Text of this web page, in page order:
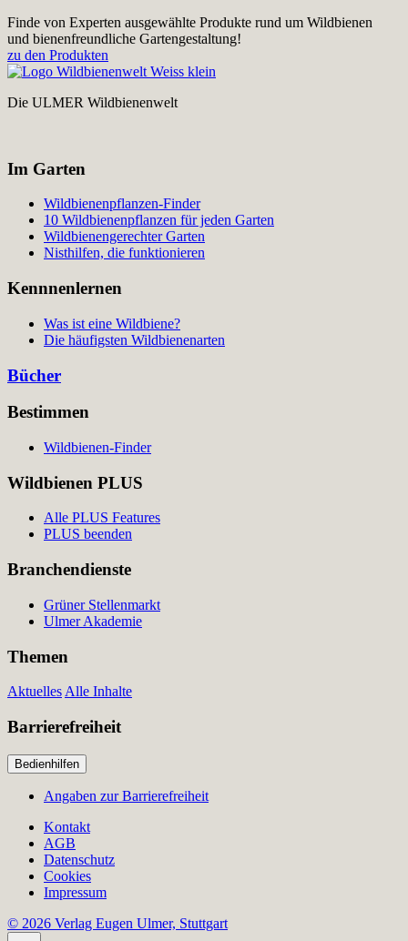
Finde von Experten ausgewählte Produkte rund um Wildbienen
und bienenfreundliche Gartengestaltung!
zu den Produkten
Die ULMER Wildbienenwelt
Im Garten
Wildbienenpflanzen-Finder
10 Wildbienenpflanzen für jeden Garten
Wildbienengerechter Garten
Nisthilfen, die funktionieren
Kennnenlernen
Was ist eine Wildbiene?
Die häufigsten Wildbienenarten
Bücher
Bestimmen
Wildbienen-Finder
Wildbienen PLUS
Alle PLUS Features
PLUS beenden
Branchendienste
Grüner Stellenmarkt
Ulmer Akademie
Themen
Aktuelles Alle Inhalte
Barrierefreiheit
Bedienhilfen
Angaben zur Barrierefreiheit
Kontakt
AGB
Datenschutz
Cookies
Impressum
© 2026 Verlag Eugen Ulmer, Stuttgart